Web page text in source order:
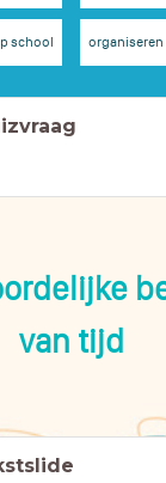
school organiseren
van tijd